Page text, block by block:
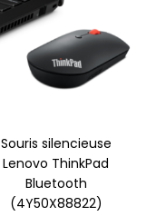
Souris silencieuse
Lenovo ThinkPad
Bluetooth
(4Y50X88822)